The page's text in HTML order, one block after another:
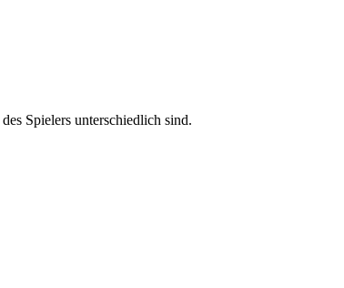
Spielers unterschiedlich sind.